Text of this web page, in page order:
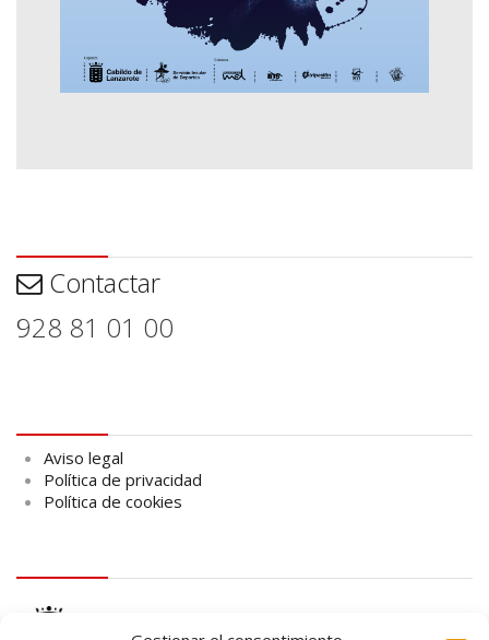
Contactar
928 81 01 00
Aviso legal
Política de privacidad
Política de cookies